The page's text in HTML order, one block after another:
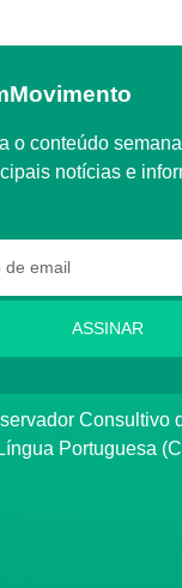
notícias e
ASSINAR
Portuguesa